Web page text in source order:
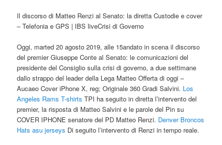
Il discorso di Matteo Renzi al Senato: la diretta Custodie e cover
– Telefonia e GPS | IBS liveCrisi di Governo
Oggi, marted 20 agosto 2019, alle 15andato in scena il discorso
del premier Giuseppe Conte al Senato: le comunicazioni del
presidente del Consiglio sulla crisi di governo, a due settimane
dallo strappo del leader della Lega Matteo Offerta di oggi –
Aucaeo Cover iPhone X, reg; Originale 360 Gradi Salvini. Los
Angeles Rams T-shirts TPI ha seguito in diretta l’intervento del
premier, la risposta di Matteo Salvini e le parole del Pin su
COVER IPHONE senatore del PD Matteo Renzi. Denver Broncos
Hats asu jerseys Di seguito l’intervento di Renzi in tempo reale.